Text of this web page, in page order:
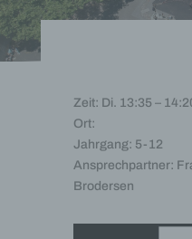
Zeit: Di. 13:35 –
Ort:
Jahrgang: 5-12
Ansprechpartner:
Brodersen